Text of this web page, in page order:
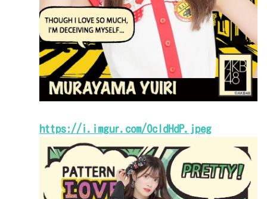
https://i.imgur.com/OcldHdP.jpeg